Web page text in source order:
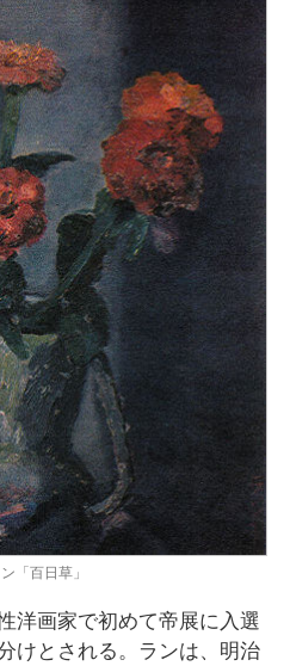
「百日草」
洋画家で初めて帝展に入選
けとされる。ランは、明治